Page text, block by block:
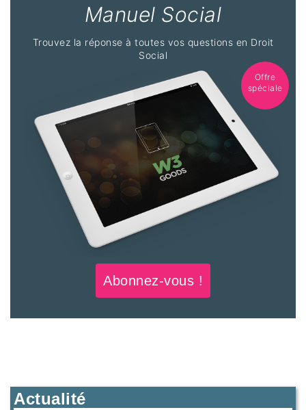
Manuel Social
Trouvez la réponse à toutes vos questions en Droit
Social
Offre
spéciale
Abonnez-vous !
Actualité